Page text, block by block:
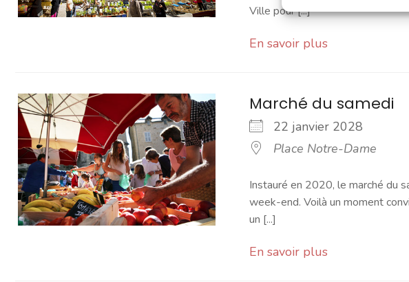
Ville pour [...]
En savoir plus
Marché du samedi
22 janvier 2028
Place Notre-Dame
Instauré en 2020, le marché du
week-end. Voilà un moment
un [...]
En savoir plus